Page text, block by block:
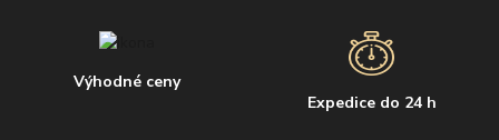
Výhodné ceny
Expedice do 24 h